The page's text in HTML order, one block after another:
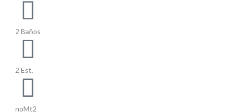
2 Baños
2 Est.
noMt2